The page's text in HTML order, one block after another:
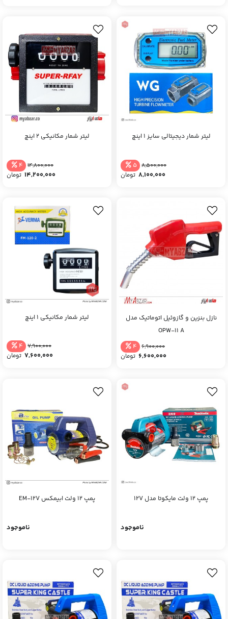
لیتر شمار دیجیتالی سایز 1 اینچ
8,500,000
5
8,100,000 تومان
لیتر شمار مکانیکی 2 اینچ
14,800,000
4
14,200,000 تومان
نازل بنزین و گازوئیل اتوماتیک مدل
OPW-11 A
6,900,000
4
6,600,000 تومان
لیتر شمار مکانیکی 1 اینچ
7,900,000
4
7,600,000 تومان
پمپ 12 ولت مایکوتا مدل 12V
ناموجود
پمپ 12 ولت ابیمکس EM-12V
ناموجود